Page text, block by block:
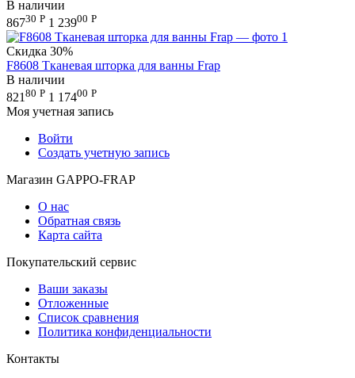
В наличии
86730 Р 1 23900 Р
Скидка 30%
F8608 Тканевая шторка для ванны Frap
В наличии
821 80 Р 1 17400 Р
Моя учетная запись
Войти
Создать учетную запись
Магазин GAPPO-FRAP
О нас
Обратная связь
Карта сайта
Покупательский сервис
Ваши заказы
Отложенные
Список сравнения
Политика конфиденциальности
Контакты